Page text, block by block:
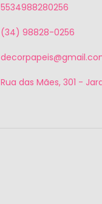
5534988280256
(34) 98828-0256
Rua das Mães, 301 -